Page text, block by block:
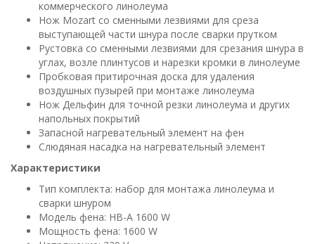
коммерческого линолеума
Нож Mozart со сменными лезвиями для среза
выступающей части шнура после сварки прутком
Рустовка со сменными лезвиями для срезания шнура в
углах, возле плинтусов и нарезки кромки в линолеуме
Пробковая притирочная доска для удаления
воздушных пузырей при монтаже линолеума
Нож Дельфин для точной резки линолеума и других
напольных покрытий
Запасной нагревательный элемент на фен
Слюдяная насадка на нагревательный элемент
Характеристики
Тип комплекта: набор для монтажа линолеума и
сварки шнуром
Модель фена: HB-A 1600 W
Мощность фена: 1600 W